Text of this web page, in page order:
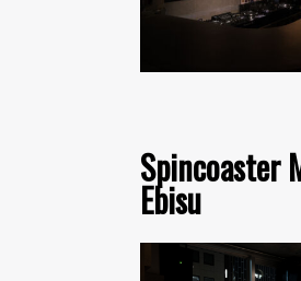
Spincoaster
Ebisu